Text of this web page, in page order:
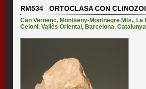
RM534 ORTOCLASA CON
Can Vernenc, Montseny-Montnegre Mts., La
Celoni,Vallès Oriental, Barcelona,Catalunya